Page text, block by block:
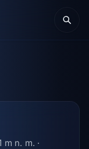
n. m. ·